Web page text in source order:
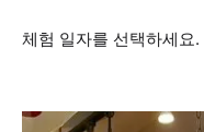
체험 일자를 선택하세요.